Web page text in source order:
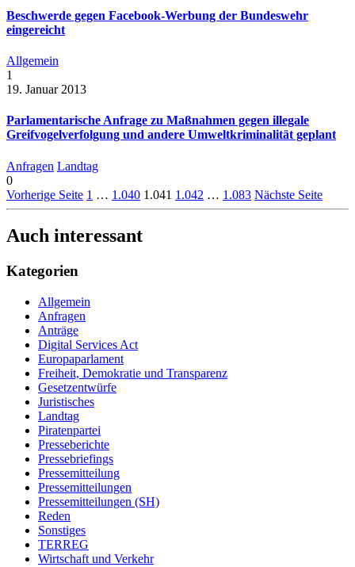
Beschwerde gegen Facebook-Werbung der Bundeswehr
eingereicht
Allgemein
1
19. Januar 2013
Parlamentarische Anfrage zu Maßnahmen gegen illegale
Greifvogelverfolgung und andere Umweltkriminalität geplant
Anfragen Landtag
0
Vorherige Seite 1 … 1.040 1.041 1.042 … 1.083 Nächste Seite
Auch interessant
Kategorien
Allgemein
Anfragen
Anträge
Digital Services Act
Europaparlament
Freiheit, Demokratie und Transparenz
Gesetzentwürfe
Juristisches
Landtag
Piratenpartei
Presseberichte
Pressebriefings
Pressemitteilung
Pressemitteilungen
Pressemitteilungen (SH)
Reden
Sonstiges
TERREG
Wirtschaft und Verkehr